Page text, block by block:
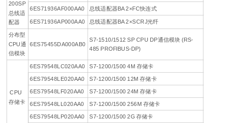
200SP
总线适
配器
6ES71936AF000AA0 总线适配器BA 2×FC快连式
6ES71936AP000AA0 总线适配器BA 2×SCRJ光纤
分布型
CPU通
信模块
6ES75455DA000AB0
S7-1510/1512 SP CPU DP通信模块 (RS-
485 PROFIBUS-DP)
CPU
存储卡
6ES79548LC020AA0
S7-1200/1500 4M 存储卡
6ES79548LE020AA0
S7-1200/1500 12M 存储卡
6ES79548LF020AA0
S7-1200/1500 24M 存储卡
6ES79548LL020AA0
S7-1200/1500 256M 存储卡
6ES79548LP020AA0
S7-1200/1500 2G 存储卡